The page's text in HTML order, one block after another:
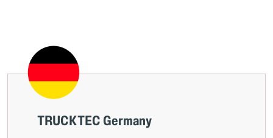
TRUCKTEC Germany